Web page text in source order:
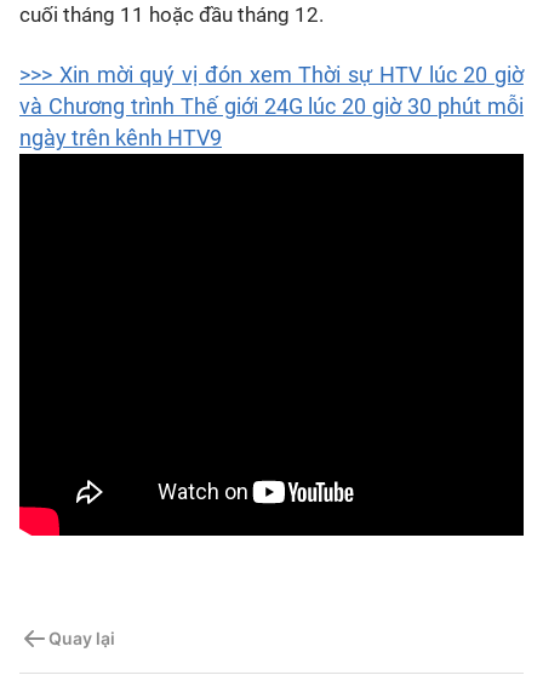
cuối tháng 11 hoặc đầu tháng 12.
>>> Xin mời quý vị đón xem Thời sự HTV lúc 20 giờ
và Chương trình Thế giới 24G lúc 20 giờ 30 phút mỗi
ngày trên kênh HTV9
Quay lại